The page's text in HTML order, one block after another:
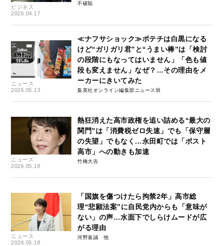
ビジネス
2026.04.17
不破聡
ニュース
2026.05.13
≪ナフサショック≫ポテチは白黒になる
けど“ガリガリ君”と“うまい棒”は「検討
の段階にもなってはいません」「色も値
段も変えません」なぜ？…その理由をメ
ーカーにきいてみた
集英社オンライン編集部ニュース班
ニュース
2026.05.18
熱狂消えた高市政権を追い詰める“最大の
関門”は「消費税ゼロ失速」でも「保守層
の失望」でもなく…永田町では「ポスト
高市」への動きも加速
竹橋大吉
ニュース
2026.05.18
「国旗を傷つけたら拘禁2年」高市総
理“悲願法案”に自民党内からも「意味が
ない」の声…水面下でしらけムードが広
がる理由
河野嘉誠